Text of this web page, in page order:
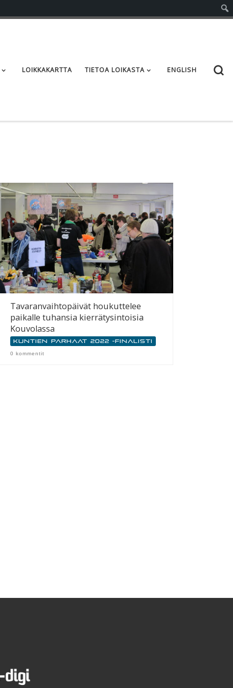
LOIKKAKARTTA TIETOA LOIKASTA ENGLISH
Tavaranvaihtopäivät houkuttelee
paikalle tuhansia kierrätysintoisia
Kouvolassa
Kuntien parhaat 2022 -finalisti
0 kommentit